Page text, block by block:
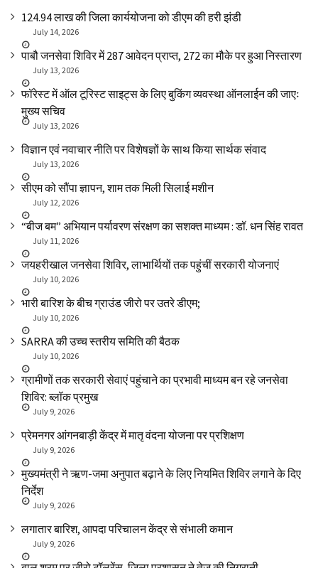
₹124.94 लाख की जिला कार्ययोजना को डीएम की हरी झंडी
July 14, 2026
पाबौ जनसेवा शिविर में 287 आवेदन प्राप्त, 272 का मौके पर हुआ निस्तारण
July 13, 2026
फॉरेस्ट में ऑल टूरिस्ट साइट्स के लिए बुकिंग व्यवस्था ऑनलाईन की जाएः
मुख्य सचिव
July 13, 2026
विज्ञान एवं नवाचार नीति पर विशेषज्ञों के साथ किया सार्थक संवाद
July 13, 2026
सीएम को सौंपा ज्ञापन, शाम तक मिली सिलाई मशीन
July 12, 2026
“बीज बम” अभियान पर्यावरण संरक्षण का सशक्त माध्यम : डॉ. धन सिंह रावत
July 11, 2026
जयहरीखाल जनसेवा शिविर, लाभार्थियों तक पहुंचीं सरकारी योजनाएं
July 10, 2026
भारी बारिश के बीच ग्राउंड जीरो पर उतरे डीएम;
July 10, 2026
SARRA की उच्च स्तरीय समिति की बैठक
July 10, 2026
ग्रामीणों तक सरकारी सेवाएं पहुंचाने का प्रभावी माध्यम बन रहे जनसेवा
शिविर: ब्लॉक प्रमुख
July 9, 2026
प्रेमनगर आंगनबाड़ी केंद्र में मातृ वंदना योजना पर प्रशिक्षण
July 9, 2026
मुख्यमंत्री ने ऋण-जमा अनुपात बढ़ाने के लिए नियमित शिविर लगाने के दिए
निर्देश
July 9, 2026
लगातार बारिश, आपदा परिचालन केंद्र से संभाली कमान
July 9, 2026